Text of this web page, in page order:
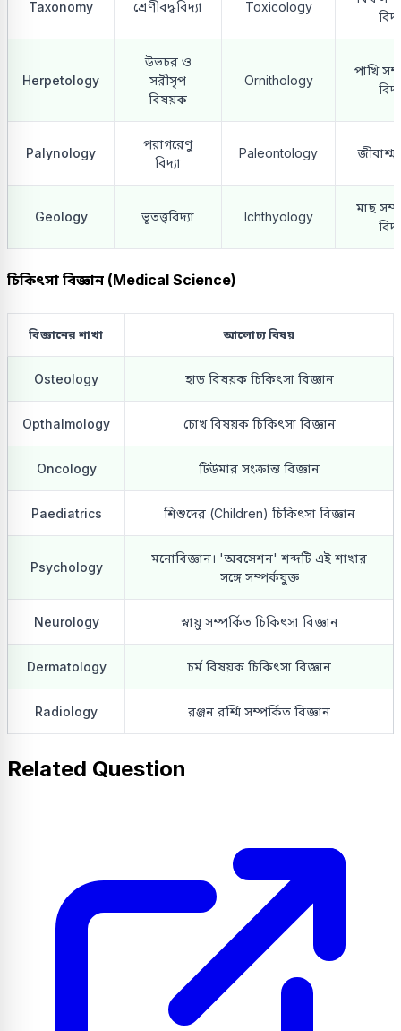
Taxonomy শ্রেণীবদ্ধবিদ্যা Toxicology
Herpetology
উভচর ও
সরীসৃপ
বিষয়ক
Ornithology
পাখি
Palynology
পরাগরেণু
বিদ্যা
Paleontology জীবাশ্ম
Geology ভূতত্ত্ববিদ্যা Ichthyology
মাছ
চিকিৎসা বিজ্ঞান (Medical Science)
বিজ্ঞানের শাখা আলোচ্য বিষয়
Osteology হাড় বিষয়ক চিকিৎসা বিজ্ঞান
Opthalmology চোখ বিষয়ক চিকিৎসা বিজ্ঞান
Oncology টিউমার সংক্রান্ত বিজ্ঞান
Paediatrics শিশুদের (Children) চিকিৎসা বিজ্ঞান
Psychology
মনোবিজ্ঞান। 'অবসেশন' শব্দটি এই শাখার
সঙ্গে সম্পর্কযুক্ত
Neurology স্নায়ু সম্পর্কিত চিকিৎসা বিজ্ঞান
Dermatology চর্ম বিষয়ক চিকিৎসা বিজ্ঞান
Radiology রঞ্জন রশ্মি সম্পর্কিত বিজ্ঞান
Related Question